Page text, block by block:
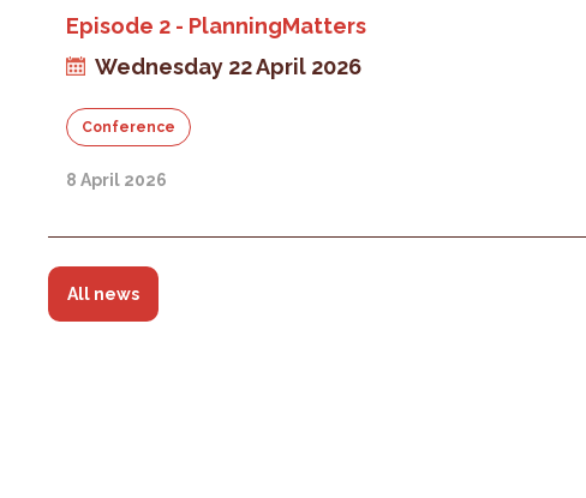
Episode 2 - PlanningMatters
Wednesday 22 April 2026
Conference
8 April 2026
All news